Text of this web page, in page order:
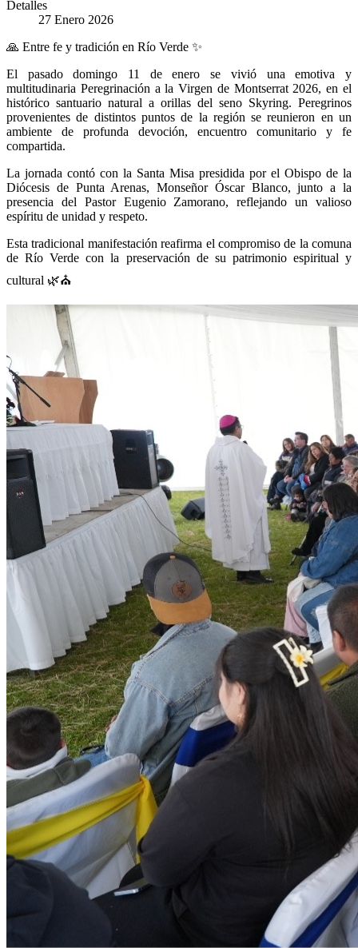
Detalles
27 Enero 2026
🙏 Entre fe y tradición en Río Verde ✨
El pasado domingo 11 de enero se vivió una emotiva y
multitudinaria Peregrinación a la Virgen de Montserrat 2026, en el
histórico santuario natural a orillas del seno Skyring. Peregrinos
provenientes de distintos puntos de la región se reunieron en un
ambiente de profunda devoción, encuentro comunitario y fe
compartida.
La jornada contó con la Santa Misa presidida por el Obispo de la
Diócesis de Punta Arenas, Monseñor Óscar Blanco, junto a la
presencia del Pastor Eugenio Zamorano, reflejando un valioso
espíritu de unidad y respeto.
Esta tradicional manifestación reafirma el compromiso de la comuna
de Río Verde con la preservación de su patrimonio espiritual y
cultural 🌿⛪